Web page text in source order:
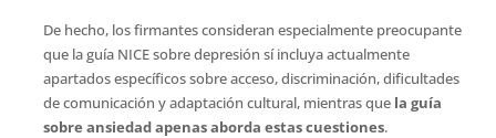
De hecho, los firmantes consideran especialmente preocupante
que la guía NICE sobre depresión sí incluya actualmente
apartados específicos sobre acceso, discriminación, dificultades
de comunicación y adaptación cultural, mientras que la guía
sobre ansiedad apenas aborda estas cuestiones.